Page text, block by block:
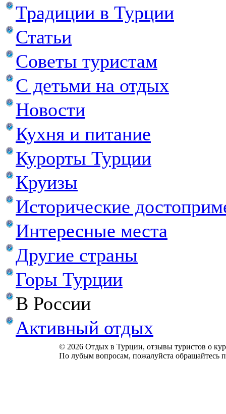
Традиции в Турции
Статьи
Советы туристам
С детьми на отдых
Новости
Кухня и питание
Курорты Турции
Круизы
Исторические
Интересные места
Другие страны
Горы Турции
В России
Активный отдых
© 2026 Отдых в Турции, отзывы туристов о
По лубым вопросам, пожалуйста обращайтесь